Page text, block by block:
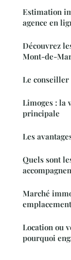
Estimation
agence en
Découvrez
Mont-de-
Le
Limoges : la
principale
Les
Quels sont
Marché
Location ou
pourquoi